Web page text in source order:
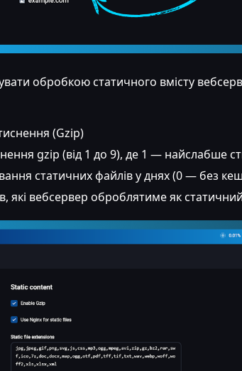
обробкою статичного вмісту
(Gzip)
gzip (від 1 до 9), де 1 — найслабше
статичних файлів у днях (0 — без
які вебсервер оброблятиме як